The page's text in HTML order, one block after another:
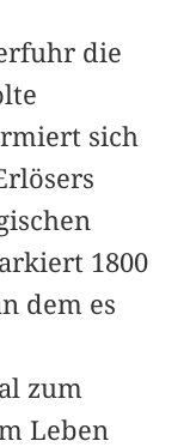
die
sich
1800
dem es
zum
Leben